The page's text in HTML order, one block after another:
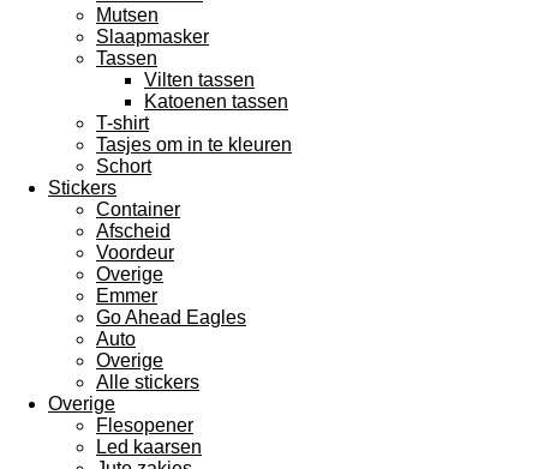
Mutsen
Slaapmasker
Tassen
Vilten tassen
Katoenen tassen
T-shirt
Tasjes om in te kleuren
Schort
Stickers
Container
Afscheid
Voordeur
Overige
Emmer
Go Ahead Eagles
Auto
Overige
Alle stickers
Overige
Flesopener
Led kaarsen